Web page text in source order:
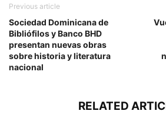
Previous article
Sociedad Dominicana de
Bibliófilos y Banco BHD
presentan nuevas obras
sobre historia y literatura
nacional
RELATED